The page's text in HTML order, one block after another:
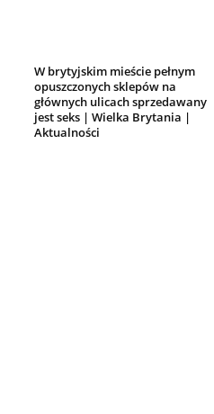
W brytyjskim mieście pełnym
opuszczonych sklepów na
głównych ulicach sprzedawany
jest seks | Wielka Brytania |
Aktualności